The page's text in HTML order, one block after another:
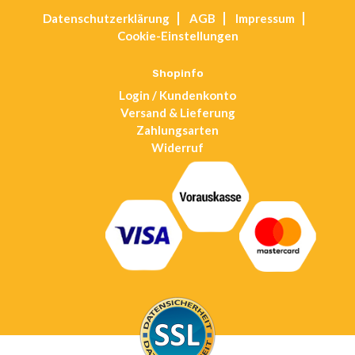
a
tab
Datenschutz­erklärung AGB
Impressum
Cookie-Einstellungen
Shopinfo
Login / Kundenkonto
Versand & Lieferung
Zahlungsarten
Widerruf